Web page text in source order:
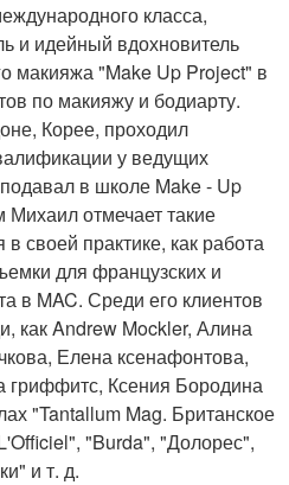
класса,
и идейный вдохновитель
макияжа "Make Up Project" в
по макияжу и бодиарту.
Корее, проходил
у ведущих
в школе Make - Up
отмечает такие
своей практике, как работа
для французских и
в MAC. Среди его клиентов
как Andrew Mockler, Алина
Елена ксенафонтова,
гриффитс, Ксения Бородина
"Tantallum Mag. Британское
"Burda", "Долорес",
и т. д.